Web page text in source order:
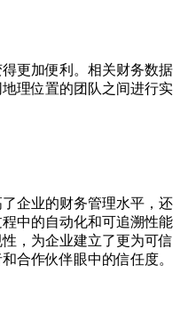
更加便利。相关财务数据
理位置的团队之间进行实
企业的财务管理水平，还
中的自动化和可追溯性能
，为企业建立了更为可信
合作伙伴眼中的信任度。